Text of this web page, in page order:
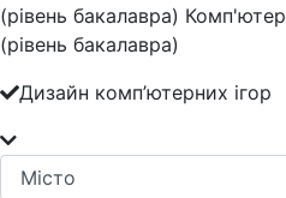
(рівень бакалавра)
(рівень бакалавра)
Дизайн комп’ютерних ігор